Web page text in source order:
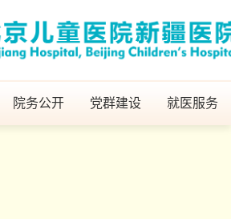
院务公开 党群建设 就医服务